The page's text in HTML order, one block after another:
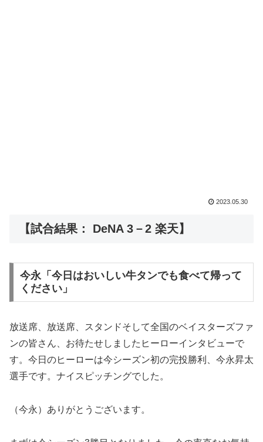
2023.05.30
【試合結果： DeNA 3－2 楽天】
今永「今日はおいしい牛タンでも食べて帰って
ください」
放送席、放送席、スタンドそして全国のベイスターズファ
ンの皆さん、お待たせしましたヒーローインタビューで
す。今日のヒーローは今シーズン初の完投勝利、今永昇太
選手です。ナイスピッチングでした。
（今永）ありがとうございます。